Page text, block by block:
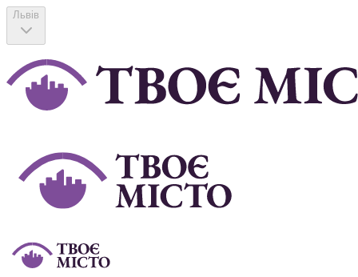
Львів